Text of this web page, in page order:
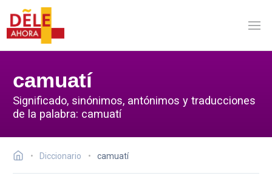
camuatí
Significado, sinónimos, antónimos y traducciones
de la palabra: camuatí
Diccionario camuatí